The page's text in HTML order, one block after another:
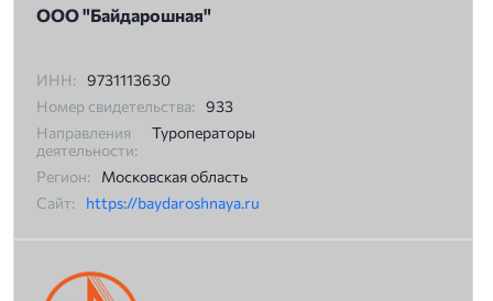
ООО "Байдарошная"
ИНН: 9731113630
Номер свидетельства: 933
Направления
деятельности:
Туроператоры
Регион:
Московская область
Сайт:
https://baydaroshnaya.ru